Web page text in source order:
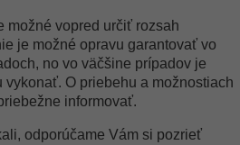
možné vopred určiť rozsah
je možné opravu garantovať vo
no vo väčšine prípadov je
vykonať. O priebehu a možnostiach
informovať.
odporúčame Vám si pozrieť